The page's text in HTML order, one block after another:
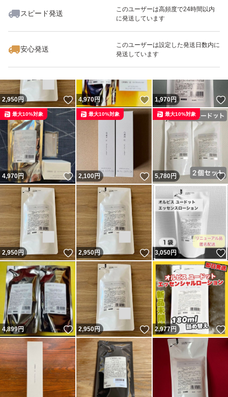
スピード発送
このユーザーは高頻度で24時間以内
に発送しています
安心発送
このユーザーは設定した発送日数内に
発送しています
いいね！
4,900
2,950円 いいね！
4,970円 いいね！
1,970円
4,970円 いいね！
最大10%対象
2,100円 いいね！
最大10%対象
5,780円
最大10%対象
2,950円 いいね！
2,950円 いいね！
3,050円
4,899円 いいね！
2,950円 いいね！
2,977円